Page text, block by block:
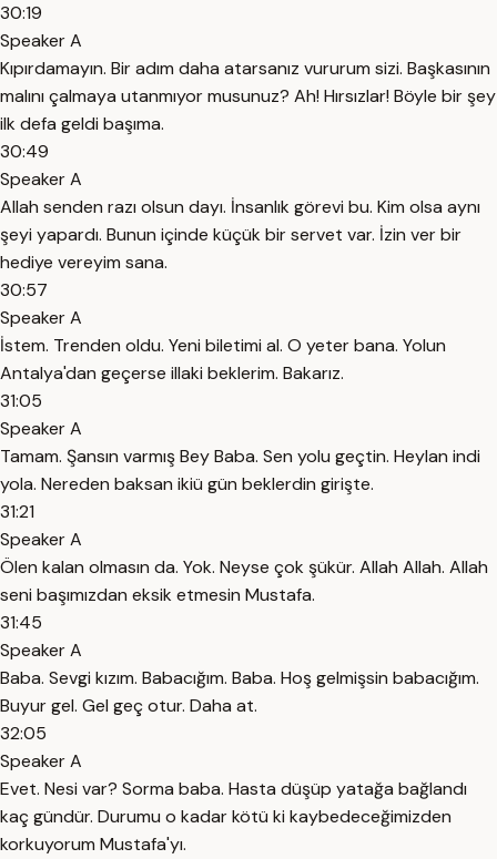
30:19
Speaker A
Kıpırdamayın. Bir adım daha atarsanız vururum sizi. Başkasının
malını çalmaya utanmıyor musunuz? Ah! Hırsızlar! Böyle bir şey
ilk defa geldi başıma.
30:49
Speaker A
Allah senden razı olsun dayı. İnsanlık görevi bu. Kim olsa aynı
şeyi yapardı. Bunun içinde küçük bir servet var. İzin ver bir
hediye vereyim sana.
30:57
Speaker A
İstem. Trenden oldu. Yeni biletimi al. O yeter bana. Yolun
Antalya'dan geçerse illaki beklerim. Bakarız.
31:05
Speaker A
Tamam. Şansın varmış Bey Baba. Sen yolu geçtin. Heylan indi
yola. Nereden baksan ikiü gün beklerdin girişte.
31:21
Speaker A
Ölen kalan olmasın da. Yok. Neyse çok şükür. Allah Allah. Allah
seni başımızdan eksik etmesin Mustafa.
31:45
Speaker A
Baba. Sevgi kızım. Babacığım. Baba. Hoş gelmişsin babacığım.
Buyur gel. Gel geç otur. Daha at.
32:05
Speaker A
Evet. Nesi var? Sorma baba. Hasta düşüp yatağa bağlandı
kaç gündür. Durumu o kadar kötü ki kaybedeceğimizden
korkuyorum Mustafa'yı.